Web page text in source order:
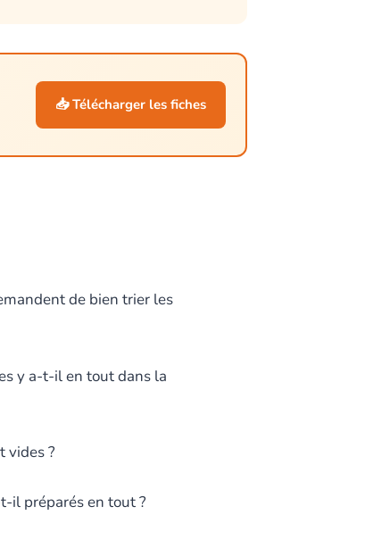
📥 Télécharger les fiches
de bien trier les
y a-t-il en tout dans la
vides ?
il préparés en tout ?